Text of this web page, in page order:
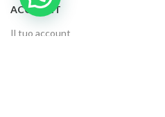
ACCOUNT
Il tuo account